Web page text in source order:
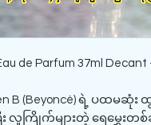
de Parfum 37ml Decant
B (Beyoncé) ရဲ့ ပထမဆုံး
လူကြိုက်များတဲ့ ရေမွှေးတစ်ခု